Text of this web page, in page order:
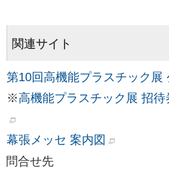
関連サイト
第10回高機能プラスチック展
※高機能プラスチック展 招
幕張メッセ 案内図
問合せ先